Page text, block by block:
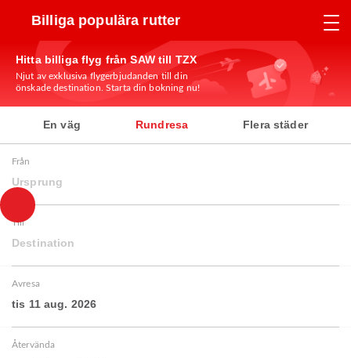
Billiga populära rutter
Hitta billiga flyg från SAW till TZX
Njut av exklusiva flygerbjudanden till din
önskade destination. Starta din bokning nu!
En väg Rundresa Flera städer
Från
Ursprung
Till
Destination
Avresa
tis 11 aug. 2026
Återvända